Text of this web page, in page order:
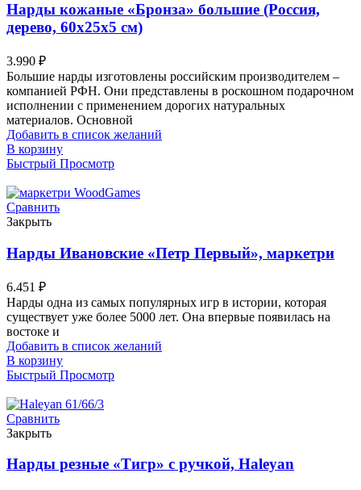
Нарды кожаные «Бронза» большие (Россия,
дерево, 60х25х5 см)
3.990 ₽
Большие нарды изготовлены российским производителем –
компанией РФН. Они представлены в роскошном подарочном
исполнении с применением дорогих натуральных
материалов. Основной
Добавить в список желаний
В корзину
Быстрый Просмотр
Сравнить
Закрыть
Нарды Ивановские «Петр Первый», маркетри
6.451 ₽
Нарды одна из самых популярных игр в истории, которая
существует уже более 5000 лет. Она впервые появилась на
востоке и
Добавить в список желаний
В корзину
Быстрый Просмотр
Сравнить
Закрыть
Нарды резные «Тигр» с ручкой, Haleyan